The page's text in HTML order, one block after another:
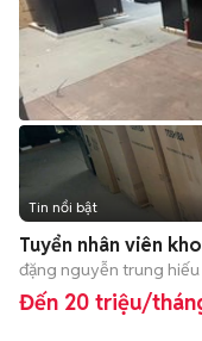
Tin nổi bật
Tuyển nhân viên
đặng nguyễn trung hiếu
Đến 20 triệu/